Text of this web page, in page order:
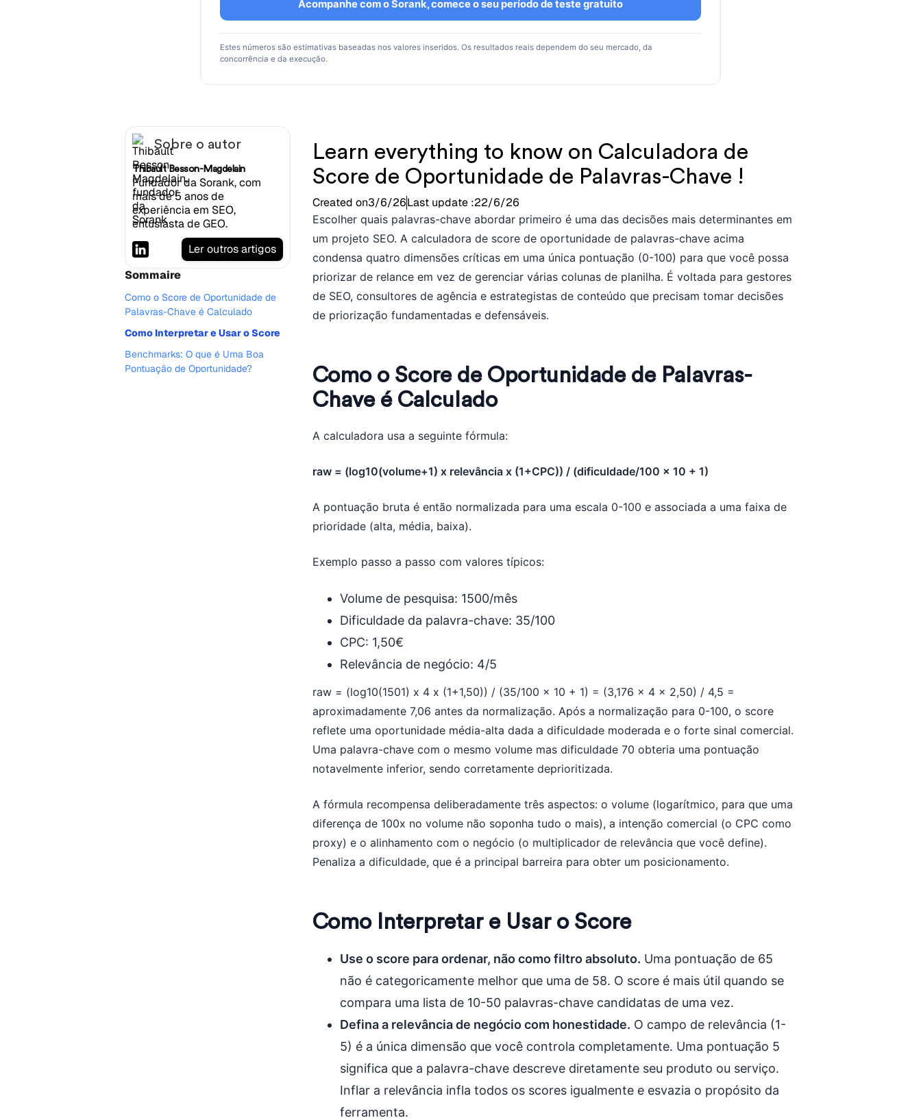
Acompanhe com o Sorank, comece o seu período de teste gratuito
Estes números são estimativas baseadas nos valores inseridos. Os resultados reais dependem do seu mercado, da
concorrência e da execução.
Sobre o autor
Thibault Besson-Magdelain
Fundador da Sorank, com
mais de 5 anos de
experiência em SEO,
entusiasta de GEO.
Ler outros artigos
Sommaire
Como o Score de Oportunidade de
Palavras-Chave é Calculado
Como Interpretar e Usar o Score
Benchmarks: O que é Uma Boa
Pontuação de Oportunidade?
Learn everything to know on Calculadora de
Score de Oportunidade de Palavras-Chave !
Created on3/6/26Last update :22/6/26
Escolher quais palavras-chave abordar primeiro é uma das decisões mais determinantes em
um projeto SEO. A calculadora de score de oportunidade de palavras-chave acima
condensa quatro dimensões críticas em uma única pontuação (0-100) para que você possa
priorizar de relance em vez de gerenciar várias colunas de planilha. É voltada para gestores
de SEO, consultores de agência e estrategistas de conteúdo que precisam tomar decisões
de priorização fundamentadas e defensáveis.
Como o Score de Oportunidade de Palavras-
Chave é Calculado
A calculadora usa a seguinte fórmula:
raw = (log10(volume+1) x relevância x (1+CPC)) / (dificuldade/100 x 10 + 1)
A pontuação bruta é então normalizada para uma escala 0-100 e associada a uma faixa de
prioridade (alta, média, baixa).
Exemplo passo a passo com valores típicos:
Volume de pesquisa: 1500/mês
Dificuldade da palavra-chave: 35/100
CPC: 1,50€
Relevância de negócio: 4/5
raw = (log10(1501) x 4 x (1+1,50)) / (35/100 x 10 + 1) = (3,176 x 4 x 2,50) / 4,5 =
aproximadamente 7,06 antes da normalização. Após a normalização para 0-100, o score
reflete uma oportunidade média-alta dada a dificuldade moderada e o forte sinal comercial.
Uma palavra-chave com o mesmo volume mas dificuldade 70 obteria uma pontuação
notavelmente inferior, sendo corretamente deprioritizada.
A fórmula recompensa deliberadamente três aspectos: o volume (logarítmico, para que uma
diferença de 100x no volume não soponha tudo o mais), a intenção comercial (o CPC como
proxy) e o alinhamento com o negócio (o multiplicador de relevância que você define).
Penaliza a dificuldade, que é a principal barreira para obter um posicionamento.
Como Interpretar e Usar o Score
Use o score para ordenar, não como filtro absoluto. Uma pontuação de 65
não é categoricamente melhor que uma de 58. O score é mais útil quando se
compara uma lista de 10-50 palavras-chave candidatas de uma vez.
Defina a relevância de negócio com honestidade. O campo de relevância (1-
5) é a única dimensão que você controla completamente. Uma pontuação 5
significa que a palavra-chave descreve diretamente seu produto ou serviço.
Inflar a relevância infla todos os scores igualmente e esvazia o propósito da
ferramenta.